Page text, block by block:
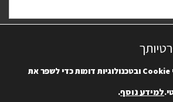
לצורך יצירת קשר ודיוור ישיר, בהתאם
Cookie ובטכנולוגיות דומות כדי לשפר את
למידע נוסף.